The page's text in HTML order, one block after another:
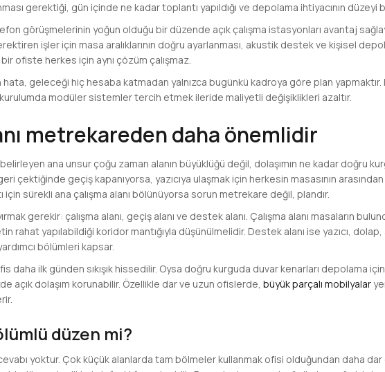
gerektiği, gün içinde ne kadar toplantı yapıldığı ve depolama ihtiyacının düzeyi
görüşmelerinin yoğun olduğu bir düzende açık çalışma istasyonları avantaj
işler için masa aralıklarının doğru ayarlanması, akustik destek ve kişisel
ofiste herkes için aynı çözüm çalışmaz.
hata, geleceği hiç hesaba katmadan yalnızca bugünkü kadroya göre plan yapmaktır.
modüler sistemler tercih etmek ileride maliyetli değişiklikleri azaltır.
metrekareden daha önemlidir
ana unsur çoğu zaman alanın büyüklüğü değil, dolaşımın ne kadar doğru
çektiğinde geçiş kapanıyorsa, yazıcıya ulaşmak için herkesin masasının
sürekli ana çalışma alanı bölünüyorsa sorun metrekare değil, plandır.
gerekir: çalışma alanı, geçiş alanı ve destek alanı. Çalışma alanı masaların
rahat yapılabildiği koridor mantığıyla düşünülmelidir. Destek alanı ise yazıcı, dolap,
bölümleri kapsar.
daha ilk günden sıkışık hissedilir. Oysa doğru kurguda duvar kenarları depolama için
açık dolaşım korunabilir. Özellikle dar ve uzun ofislerde, büyük parçalı mobilyalar
düzen mi?
yoktur. Çok küçük alanlarda tam bölmeler kullanmak ofisi olduğundan daha